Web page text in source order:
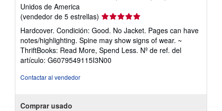
t
f
a
d
Unidos de America
(vendedor de 5 estrellas) Calificación
del
vendedor:
5
de
5
Hardcover. Condición: Good. No Jacket. Pages can have
notes/highlighting. Spine may show signs of wear. ~
ThriftBooks: Read More, Spend Less. Nº de ref. del
artículo: G6079549115I3N00
Contactar al vendedor
Comprar usado